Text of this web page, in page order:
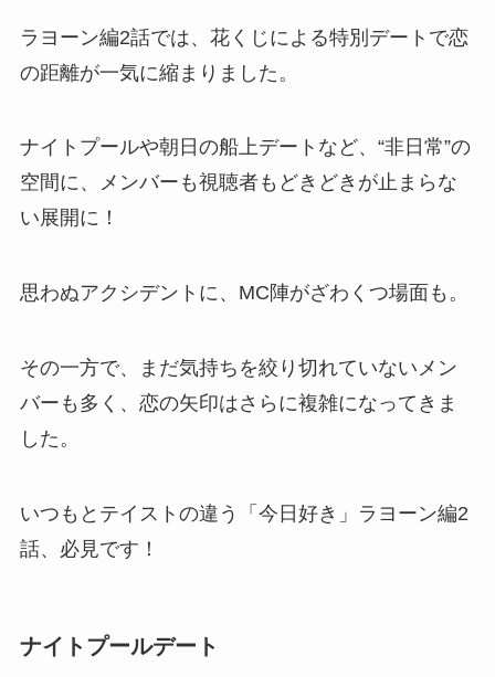
ラヨーン編2話では、花くじによる特別デートで恋
の距離が一気に縮まりました。
ナイトプールや朝日の船上デートなど、“非日常”の
空間に、メンバーも視聴者もどきどきが止まらな
い展開に！
思わぬアクシデントに、MC陣がざわくつ場面も。
その一方で、まだ気持ちを絞り切れていないメン
バーも多く、恋の矢印はさらに複雑になってきま
した。
いつもとテイストの違う「今日好き」ラヨーン編2
話、必見です！
ナイトプールデート